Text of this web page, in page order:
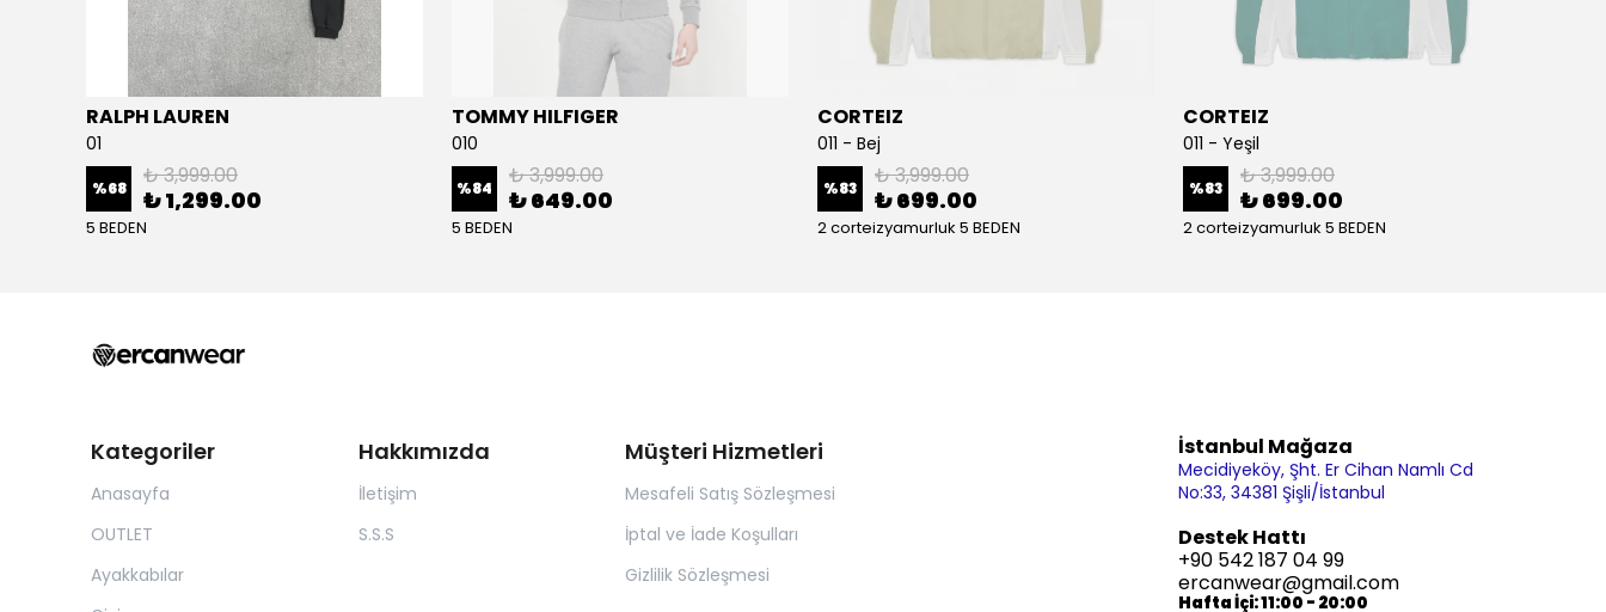
RALPH LAUREN
01
%68 ₺ 3,999.00
₺ 1,299.00
5 BEDEN
TOMMY HILFIGER
010
%84 ₺ 3,999.00
₺ 649.00
5 BEDEN
CORTEIZ
011 - Bej
%83 ₺ 3,999.00
₺ 699.00
2 corteizyamurluk 5 BEDEN
CORTEIZ
011 - Yeşil
%83 ₺ 3,999.00
₺ 699.00
2 corteizyamurluk 5 BEDEN
Kategoriler
Anasayfa
OUTLET
Ayakkabılar
Hakkımızda
İletişim
S.S.S
Müşteri Hizmetleri
Mesafeli Satış Sözleşmesi
İptal ve İade Koşulları
Gizlilik Sözleşmesi
İstanbul Mağaza
Mecidiyeköy, Şht. Er Cihan Namlı Cd
No:33, 34381 Şişli/İstanbul
Destek Hattı
+90 542 187 04 99
ercanwear@gmail.com
Hafta İçi: 11:00 - 20:00